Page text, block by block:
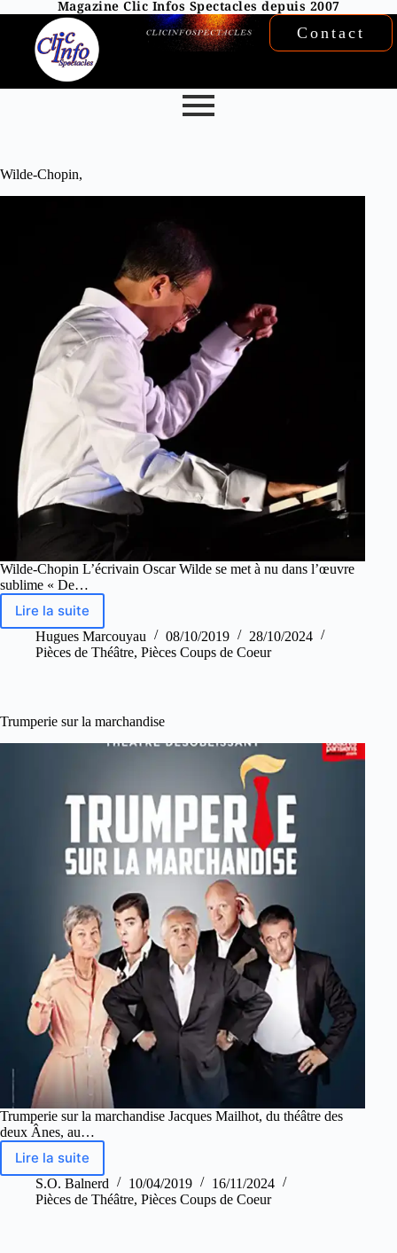
Magazine Clic Infos Spectacles depuis 2007
Contact
Wilde-Chopin,
Wilde-Chopin L’écrivain Oscar Wilde se met à nu dans l’œuvre
sublime « De…
Lire la suite
Hugues Marcouyau 08/10/2019
28/10/2024
Pièces de Théâtre, Pièces Coups de Coeur
Trumperie sur la marchandise
Trumperie sur la marchandise Jacques Mailhot, du théâtre des
deux Ânes, au…
Lire la suite
S.O. Balnerd 10/04/2019
16/11/2024
Pièces de Théâtre, Pièces Coups de Coeur